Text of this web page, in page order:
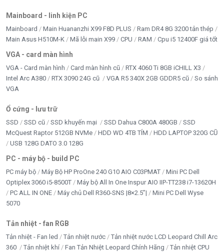
Mainboard - linh kiện PC
Mainboard Main Huananzhi X99 F8D PLUS
Ram DR4 8G 3200 tản thép
Main Asus H510M-K
Mã lỗi main X99 CPU RAM Cpu i5 12400F giá tốt
VGA - card màn hình
VGA - Card màn hình Card màn hình cũ
RTX 4060 Ti 8GB iCHILL X3
Intel Arc A380
RTX 3090 24G cũ VGA R5 340X 2GB GDDR5 cũ
So sánh
VGA
Ổ cứng - lưu trữ
SSD SSD cũ SSD khuyến mại SSD Dahua C800A 480GB
SSD
McQuest Raptor 512GB NVMe
HDD WD 4TB TÍM
HDD LAPTOP 320G CŨ
USB 128G DATO 3.0 128G
PC - máy bộ - build PC
PC máy bộ Máy Bộ HP ProOne 240 G10 AIO C03PMAT
Mini PC Dell
Optiplex 3060 i5-8500T
Máy bộ All In One Inspur AIO IIP-TT238 i7-13620H
PC ALL IN ONE
Máy chủ Dell R360-SNS |8×2.5”|
Mini PC Dell Wyse
5070
Tản nhiệt - fan RGB
Tản nhiệt - Fan led Tản nhiệt nước
Tản nhiệt nước LCD Leopard Chill Arc
360
Tản nhiệt khí Fan Tản Nhiệt Leopard Chính Hãng
Tản nhiệt CPU